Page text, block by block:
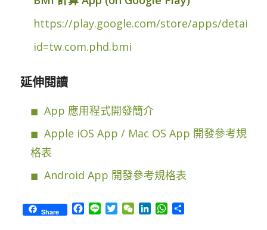
https://play.google.com/store/apps/details?
id=tw.com.phd.bmi
延伸閱讀
App 應用程式開發簡介
Apple iOS App / Mac OS App 開發參考規
格表
Android App 開發參考規格表
Share Facebook
LineTwitterWeChatLinkedInWhatsApp
Share